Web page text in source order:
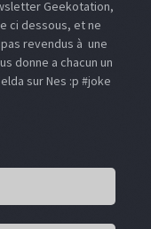
Geekotation,
ci dessous, et ne
revendus à une
donne a chacun un
sur Nes :p #joke